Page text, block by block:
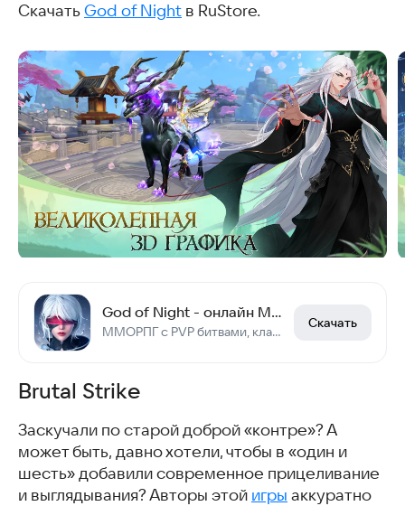
Скачать God of Night в RuStore.
God of Night - онлайн ММОРПГ
ММОРПГ с PVP битвами, кланами, подземельями и боссами! Играй в ммо рпг онлайн!
Скачать
Brutal Strike
Заскучали по старой доброй «контре»? А
может быть, давно хотели, чтобы в «один и
шесть» добавили современное прицеливание
и выглядывания? Авторы этой игры аккуратно